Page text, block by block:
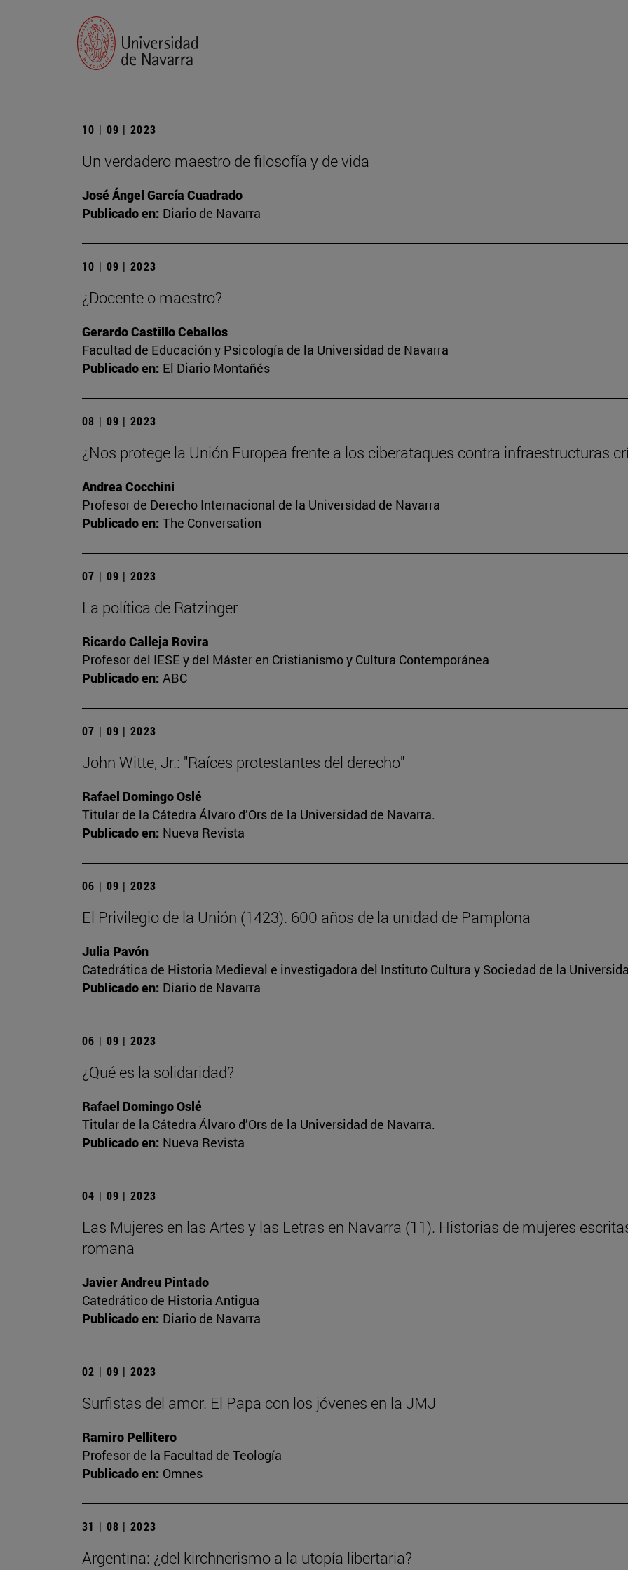
10 | 09 | 2023
Un verdadero maestro de filosofía y de vida
José Ángel García Cuadrado
Publicado en: Diario de Navarra
10 | 09 | 2023
¿Docente o maestro?
Gerardo Castillo Ceballos
Facultad de Educación y Psicología de la Universidad de Navarra
Publicado en: El Diario Montañés
08 | 09 | 2023
¿Nos protege la Unión Europea frente a los ciberataques contra infraestructuras
Andrea Cocchini
Profesor de Derecho Internacional de la Universidad de Navarra
Publicado en: The Conversation
07 | 09 | 2023
La política de Ratzinger
Ricardo Calleja Rovira
Profesor del IESE y del Máster en Cristianismo y Cultura Contemporánea
Publicado en: ABC
07 | 09 | 2023
John Witte, Jr.: "Raíces protestantes del derecho"
Rafael Domingo Oslé
Titular de la Cátedra Álvaro d’Ors de la Universidad de Navarra.
Publicado en: Nueva Revista
06 | 09 | 2023
El Privilegio de la Unión (1423). 600 años de la unidad de Pamplona
Julia Pavón
Catedrática de Historia Medieval e investigadora del Instituto Cultura y Sociedad de la
Publicado en: Diario de Navarra
06 | 09 | 2023
¿Qué es la solidaridad?
Rafael Domingo Oslé
Titular de la Cátedra Álvaro d’Ors de la Universidad de Navarra.
Publicado en: Nueva Revista
04 | 09 | 2023
Las Mujeres en las Artes y las Letras en Navarra (11). Historias de mujeres
romana
Javier Andreu Pintado
Catedrático de Historia Antigua
Publicado en: Diario de Navarra
02 | 09 | 2023
Surfistas del amor. El Papa con los jóvenes en la JMJ
Ramiro Pellitero
Profesor de la Facultad de Teología
Publicado en: Omnes
31 | 08 | 2023
Argentina: ¿del kirchnerismo a la utopía libertaria?